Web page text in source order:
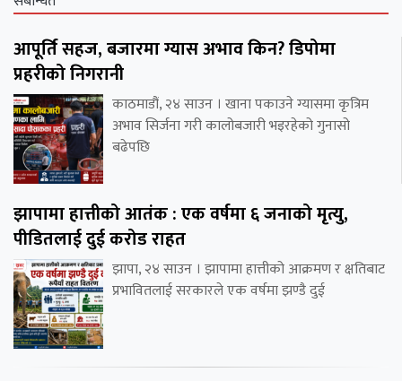
आपूर्ति सहज, बजारमा ग्यास अभाव किन? डिपोमा
प्रहरीको निगरानी
काठमाडौं, २४ साउन । खाना पकाउने ग्यासमा कृत्रिम
अभाव सिर्जना गरी कालोबजारी भइरहेको गुनासो
बढेपछि
झापामा हात्तीको आतंक : एक वर्षमा ६ जनाको मृत्यु,
पीडितलाई दुई करोड राहत
झापा, २४ साउन । झापामा हात्तीको आक्रमण र क्षतिबाट
प्रभावितलाई सरकारले एक वर्षमा झण्डै दुई